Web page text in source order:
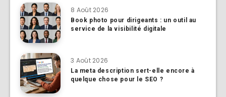
8 Août 2026
Book photo pour dirigeants : un outil au
service de la visibilité digitale
3 Août 2026
La meta description sert-elle encore à
quelque chose pour le SEO ?